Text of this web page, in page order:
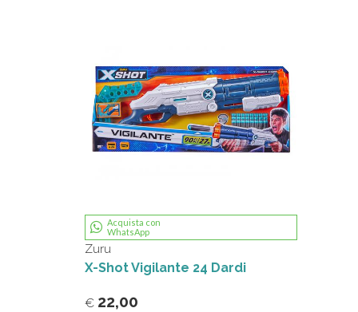
Acquista con
WhatsApp
Zuru
X-Shot Vigilante 24 Dardi
€ 22,00